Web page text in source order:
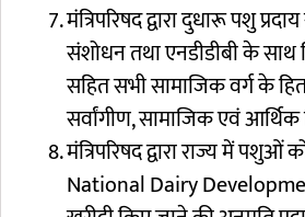
मंत्रिपरिषद द्वारा दुधारू पशु
संशोधन तथा एनडीडीबी के
सहित सभी सामाजिक वर्ग के
सर्वांगीण, सामाजिक एवं
मंत्रिपरिषद द्वारा राज्य में
National Dairy